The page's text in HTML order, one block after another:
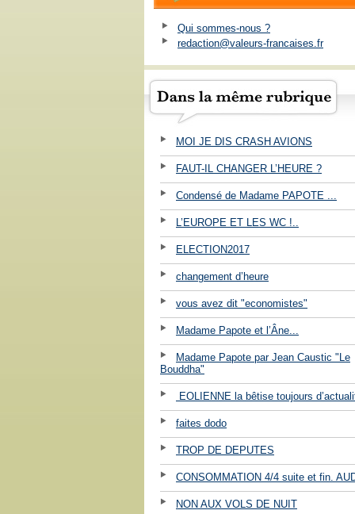
Qui sommes-nous ?
redaction@valeurs-francaises.fr
MOI JE DIS CRASH AVIONS
FAUT-IL CHANGER L’HEURE ?
Condensé de Madame PAPOTE ...
L’EUROPE ET LES WC !..
ELECTION2017
changement d’heure
vous avez dit "economistes"
Madame Papote et l’Âne...
Madame Papote par Jean Caustic "Le
Bouddha"
EOLIENNE la bêtise toujours
faites dodo
TROP DE DEPUTES
CONSOMMATION 4/4 suite et fin.
NON AUX VOLS DE NUIT